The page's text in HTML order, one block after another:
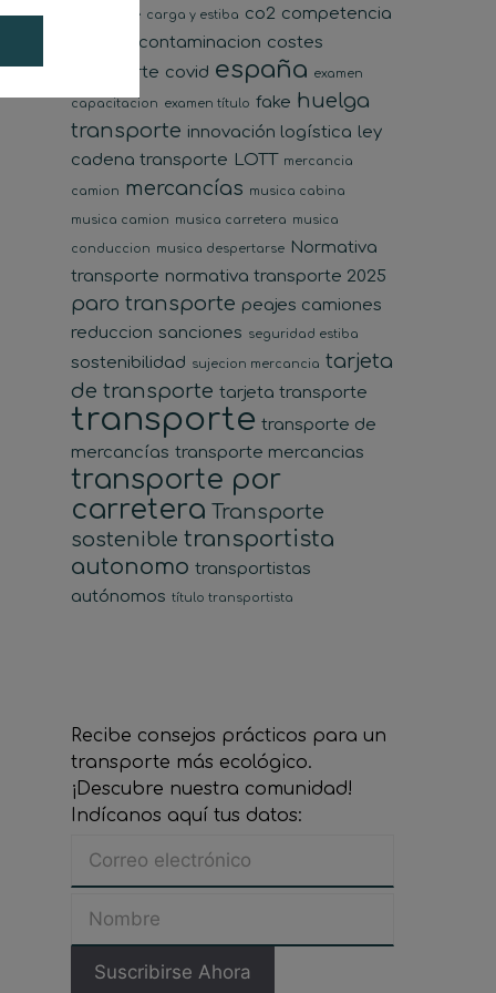
transporte carga y estiba co2 competencia
contaminacion costes
transporte covid españa examen
capacitacion examen título fake huelga
transporte innovación logística ley
cadena transporte LOTT mercancia
camion mercancías musica cabina
musica camion musica carretera musica
conduccion musica despertarse
Normativa
transporte normativa transporte 2025
paro transporte peajes camiones
reduccion sanciones seguridad estiba
sostenibilidad sujecion mercancia tarjeta
de transporte tarjeta transporte
transporte transporte de
mercancías transporte mercancias
transporte por
carretera Transporte
sostenible transportista
autonomo transportistas
autónomos título transportista
Recibe consejos prácticos para un
transporte más ecológico.
¡Descubre nuestra comunidad!
Indícanos aquí tus datos: